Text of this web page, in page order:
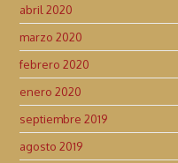
abril 2020
marzo 2020
febrero 2020
enero 2020
septiembre 2019
agosto 2019